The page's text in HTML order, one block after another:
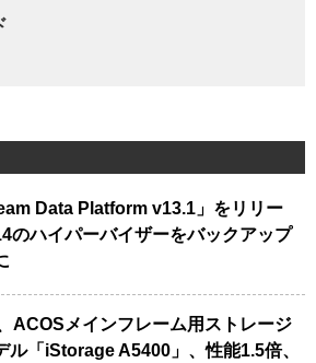
Data Platform v13.1」をリリー
のハイパーバイザーをバックアップ
ACOSメインフレーム用ストレージ
ル「iStorage A5400」、性能1.5倍、